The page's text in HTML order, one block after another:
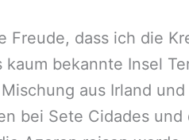
Freude, dass ich die
kaum bekannte Insel
aus Irland
bei Sete Cidades